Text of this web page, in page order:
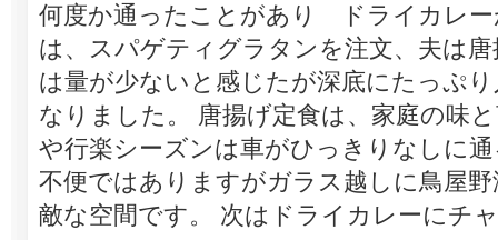
何度か通ったことがあり ドライカレー
は、スパゲティグラタンを注文、夫は
は量が少ないと感じたが深底にたっぷ
なりました。 唐揚げ定食は、家庭の味
や行楽シーズンは車がひっきりなしに
不便ではありますがガラス越しに鳥屋
敵な空間です。 次はドライカレーにチ